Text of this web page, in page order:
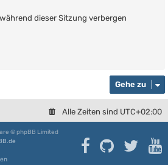
dieser Sitzung verbergen
Gehe zu
Alle Zeiten sind UTC+02:00
© phpBB Limited